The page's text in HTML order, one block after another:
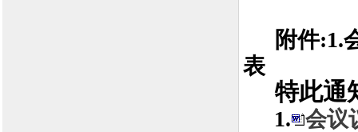
附件:1.
表
特此通
1. 会议